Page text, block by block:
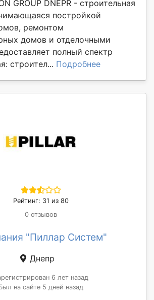
GROUP DNEPR - строительная
постройкой
ремонтом
домов и отделочными
полный спектр
строител... Подробнее
Рейтинг: 31 из 80
0 отзывов
"Пиллар Систем"
Днепр
6 лет назад
на сайте 5 дней назад